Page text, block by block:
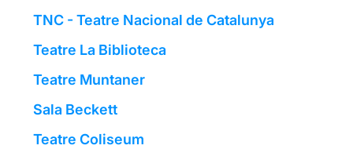
TNC - Teatre Nacional de Catalunya
Teatre La Biblioteca
Teatre Muntaner
Sala Beckett
Teatre Coliseum